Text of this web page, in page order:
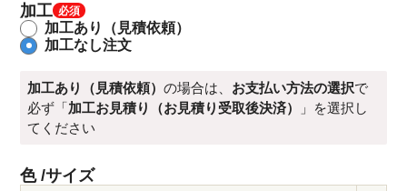
加工
加工あり（見積依頼）
加工なし注文
加工あり（見積依頼） の場合は、 お支払い方法の選択で
必ず「加工お見積り（お見積り受取後決済）
」を選択し
てください
色 サイズ